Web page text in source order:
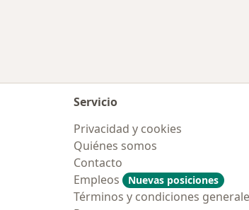
Servicio
Privacidad y cookies
Quiénes somos
Contacto
Empleos
Nuevas posiciones
Términos y condiciones